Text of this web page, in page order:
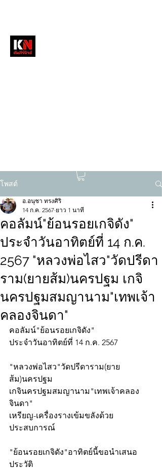
โพสต์
คอลัมน์"ย้อนรอยเกจิดัง"
ประจำวันอาทิตย์ที่ 14 ก.ค.
2567 "หลวงพ่อไสว"วัดปรีดา
ราม(ยายส้ม)นครปฐม เกจิ
นครปฐมสมญานาม"เทพเจ้า
คลองจินดา"
อ.อนุชา ทรงศิริ
14 ก.ค. 2567 ยาว 1 นาที
คอลัมน์"ย้อนรอยเกจิดัง"
ประจำวันอาทิตย์ที่ 14 ก.ค. 2567
"หลวงพ่อไสว"วัดปรีดาราม(ยาย
ส้ม)นครปฐม
เกจินครปฐมสมญานาม"เทพเจ้าคลอง
จินดา"
เหรียญ-เครื่องรางเข้มขลังด้วย
ประสบการณ์
"ย้อนรอยเกจิดัง"อาทิตย์นี้ขอนำเสนอ
ประวัติ